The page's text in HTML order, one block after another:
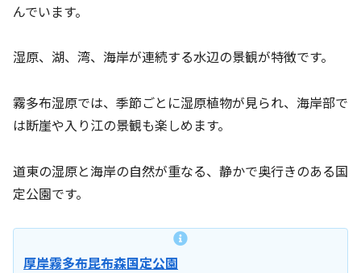
んでいます。
湿原、湖、湾、海岸が連続する水辺の景観が特徴です。
霧多布湿原では、季節ごとに湿原植物が見られ、海岸部で
は断崖や入り江の景観も楽しめます。
道東の湿原と海岸の自然が重なる、静かで奥行きのある国
定公園です。
厚岸霧多布昆布森国定公園